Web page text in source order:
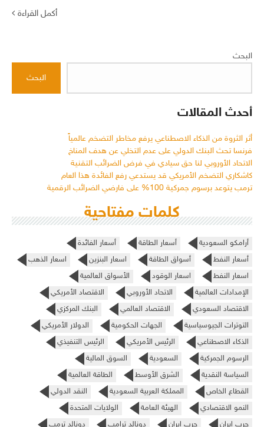
أكمل القراءة
البحث
البحث
أحدث المقالات
أثر الثروة من الذكاء الاصطناعي يرفع مخاطر التضخم عالمياً
فرنسا تحث البنك الدولي على عدم التخلي عن هدف المناخ
الاتحاد الأوروبي لنا حق سيادي في فرض الضرائب التقنية
كاشكاري التضخم الأمريكي قد يستدعي رفع الفائدة هذا العام
ترمب يتوعد برسوم جمركية 100% على فارضي الضرائب الرقمية
كلمات مفتاحية
أرامكو السعودية أسعار الطاقة
أسعار الفائدة
أسعار النفط
أسواق الطاقة اسعار البنزين
اسعار الذهب
اسعار النفط
اسعار الوقود
الأسواق العالمية
الإمدادات العالمية
الاتحاد الأوروبي
الاقتصاد الأمريكي
الاقتصاد السعودي
الاقتصاد العالمي
البنك المركزي
التوترات الجيوسياسية
الجهات الحكومية
الدولار الأمريكي
الذكاء الاصطناعي
الرئيس الأمريكي
الرئيس التنفيذي
الرسوم الجمركية
السعودية
السوق المالية
السياسة النقدية
الشرق الأوسط
الطاقة العالمية
القطاع الخاص
المملكة العربية السعودية
النقد الدولي
النمو الاقتصادي
الهيئة العامة
الولايات المتحدة
حرب إيران
حرب ايران دونالد ترامب دونالد ترمب